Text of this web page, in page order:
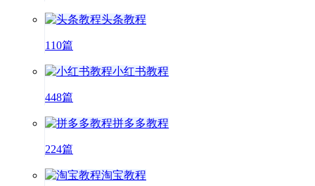
头条教程
110篇
小红书教程
448篇
拼多多教程
224篇
淘宝教程